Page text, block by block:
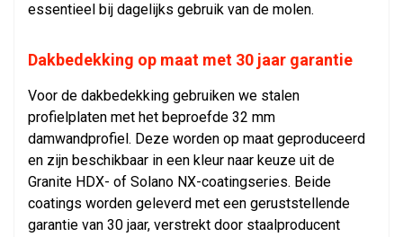
essentieel bij dagelijks gebruik van de molen.
Dakbedekking op maat met 30 jaar garantie
Voor de dakbedekking gebruiken we stalen
profielplaten met het beproefde 32 mm
damwandprofiel. Deze worden op maat geproduceerd
en zijn beschikbaar in een kleur naar keuze uit de
Granite HDX- of Solano NX-coatingseries. Beide
coatings worden geleverd met een geruststellende
garantie van 30 jaar, verstrekt door staalproducent